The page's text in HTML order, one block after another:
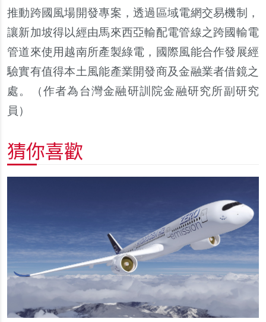
推動跨國風場開發專案，透過區域電網交易機制，
讓新加坡得以經由馬來西亞輸配電管線之跨國輸電
管道來使用越南所產製綠電，國際風能合作發展經
驗實有值得本土風能產業開發商及金融業者借鏡之
處。（作者為台灣金融研訓院金融研究所副研究
員）
猜你喜歡